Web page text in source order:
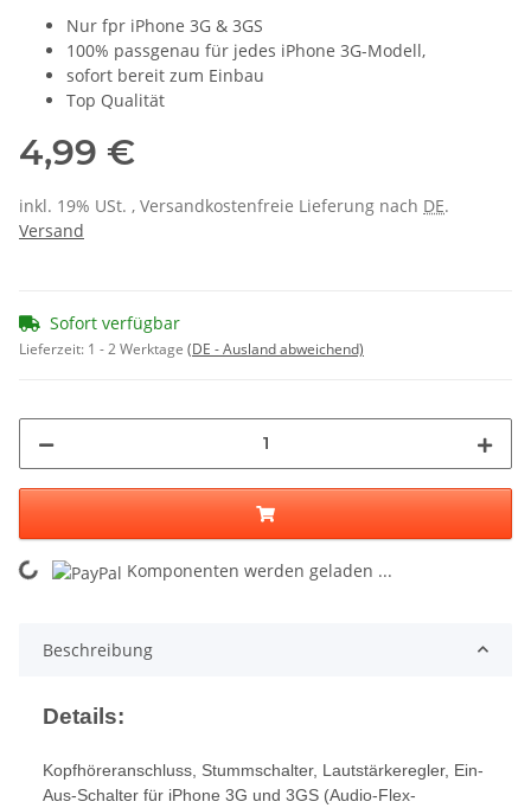
Nur fpr iPhone 3G & 3GS
100% passgenau für jedes iPhone 3G-Modell,
sofort bereit zum Einbau
Top Qualität
4,99 €
inkl. 19% USt. , Versandkostenfreie Lieferung nach DE.
Versand
Sofort verfügbar
Lieferzeit: 1 - 2 Werktage (DE - Ausland abweichend)
Komponenten werden geladen ...
Beschreibung
Details:
Kopfhöreranschluss, Stummschalter, Lautstärkeregler, Ein-
Aus-Schalter für iPhone 3G und 3GS (Audio-Flex-